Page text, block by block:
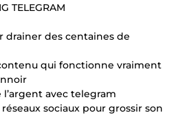
TELEGRAM
drainer des centaines de
qui fonctionne vraiment
avec telegram
sociaux pour grossir son